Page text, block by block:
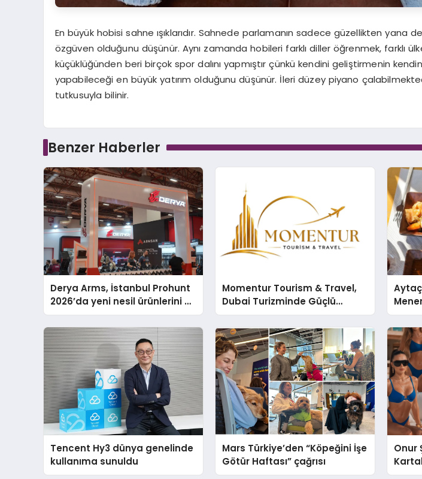
En büyük hobisi sahne ışıklarıdır. Sahnede parlamanın sadece güzellikten yana
özgüven olduğunu düşünür. Aynı zamanda hobileri farklı diller öğrenmek, farklı
küçüklüğünden beri birçok spor dalını yapmıştır çünkü kendini geliştirmenin
yapabileceği en büyük yatırım olduğunu düşünür. İleri düzey piyano
tutkusuyla bilinir.
Benzer Haberler
Derya Arms, İstanbul Prohunt
2026’da yeni nesil ürünlerini ve
global marka vizyonunu
sergiledi
Momentur Tourism & Travel,
Dubai Turizminde Güçlü
Operasyon Ağıyla Fark
Yaratıyor
Tencent Hy3 dünya genelinde
kullanıma sunuldu
Mars Türkiye’den “Köpeğini İşe
Götür Haftası” çağrısı
Onur
Nihat